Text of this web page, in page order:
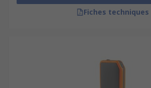
Fiches techniques